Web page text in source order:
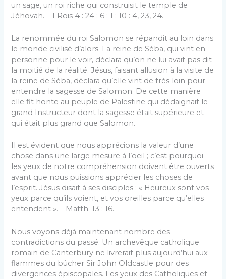
un sage, un roi riche qui construisit le temple de
Jéhovah. – 1 Rois 4 : 24 ; 6 : 1 ; 10 : 4, 23, 24.
La renommée du roi Salomon se répandit au loin dans
le monde civilisé d’alors. La reine de Séba, qui vint en
personne pour le voir, déclara qu’on ne lui avait pas dit
la moitié de la réalité. Jésus, faisant allusion à la visite de
la reine de Séba, déclara qu’elle vint de très loin pour
entendre la sagesse de Salomon. De cette manière
elle fit honte au peuple de Palestine qui dédaignait le
grand Instructeur dont la sagesse était supérieure et
qui était plus grand que Salomon.
Il est évident que nous apprécions la valeur d’une
chose dans une large mesure à l’oeil ; c’est pourquoi
les yeux de notre compréhension doivent être ouverts
avant que nous puissions apprécier les choses de
l’esprit. Jésus disait à ses disciples : « Heureux sont vos
yeux parce qu’ils voient, et vos oreilles parce qu’elles
entendent ». – Matth. 13 : 16.
Nous voyons déjà maintenant nombre des
contradictions du passé. Un archevêque catholique
romain de Canterbury ne livrerait plus aujourd’hui aux
flammes du bûcher Sir John Oldcastle pour des
divergences épiscopales. Les yeux des Catholiques et